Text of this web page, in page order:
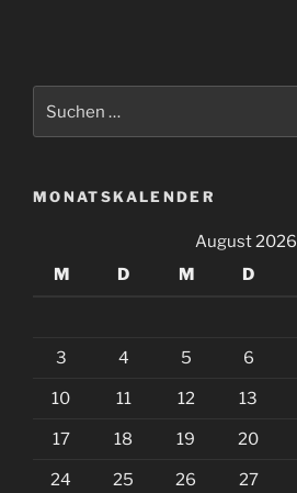
MONATSKALENDER
August 2026
M
D M D
3 4 5 6
10 11 12 13
17 18 19 20
24 25 26 27